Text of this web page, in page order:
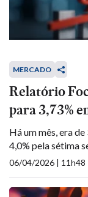
MERCADO
Relatório
para 3,73%
Há um mês, era
4,0% pela sétima
06/04/2026 | 11h48